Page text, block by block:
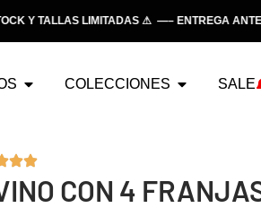
LIMITADAS ⚠ —– ENTREGA ANTES
COLECCIONES SALE
CON 4